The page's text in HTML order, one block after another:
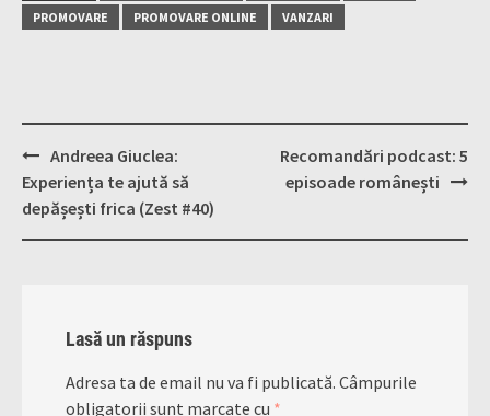
PROMOVARE
PROMOVARE ONLINE VANZARI
Post
navigation
Andreea Giuclea:
Experiența te ajută să
depășești frica (Zest #40)
Recomandări podcast: 5
episoade românești
Lasă un răspuns
Adresa ta de email nu va fi publicată. Câmpurile
obligatorii sunt marcate cu *